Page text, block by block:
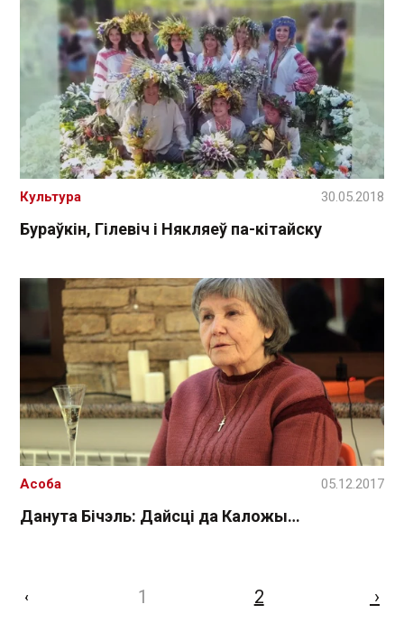
Бураўкін, Гілевіч і Някляеў па-кітайску
Культура 30.05.2018
Данута Бічэль: Дайсці да Каложы…
Асоба 05.12.2017
‹ 1 2 ›